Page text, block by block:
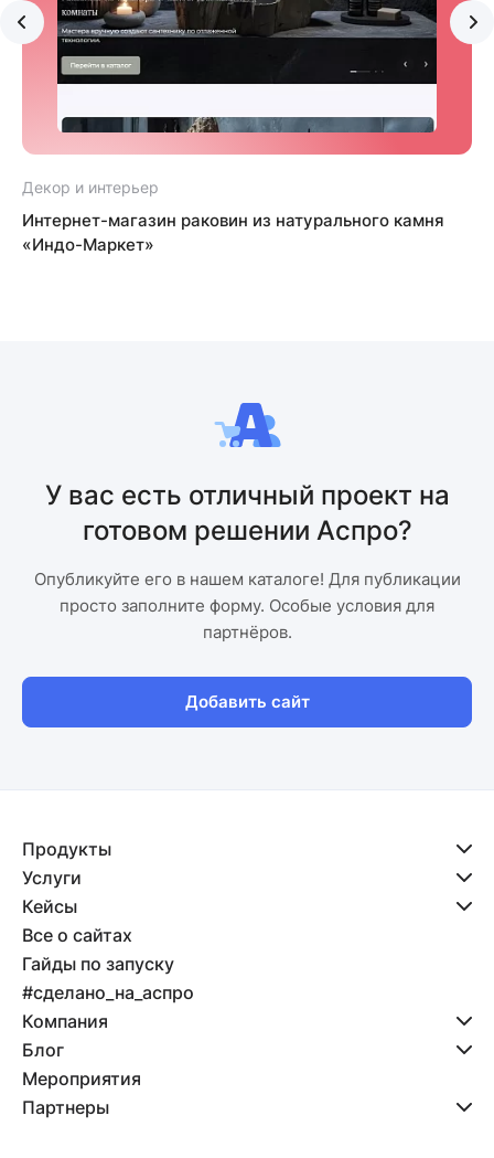
Декор и интерьер
Интернет-магазин раковин из натурального камня
«Индо-Маркет»
У вас есть отличный проект на
готовом решении Аспро?
Опубликуйте его в нашем каталоге! Для публикации
просто заполните форму. Особые условия для
партнёров.
Добавить сайт
Продукты
Услуги
Кейсы
Все о сайтах
Гайды по запуску
#сделано_на_аспро
Компания
Блог
Мероприятия
Партнеры